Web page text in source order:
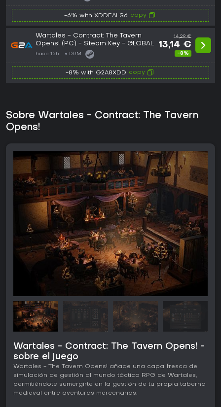
-6% with XDDEALS6 copy
Wartales - Contract: The Tavern
Opens! (PC) - Steam Key - GLOBAL
hace 15h DRM:
14,29 €
13,14 €
-8%
-8% with G2A8XDD copy
Sobre Wartales - Contract: The Tavern
Opens!
Wartales - Contract: The Tavern Opens! -
sobre el juego
Wartales - The Tavern Opens! añade una capa fresca de
simulación de gestión al mundo táctico RPG de Wartales,
permitiéndote sumergirte en la gestión de tu propia taberna
medieval entre aventuras mercenarias.